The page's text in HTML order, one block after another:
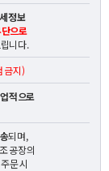
정보
으로
니다.
금지)
적으로
되며,
공장의
문 시